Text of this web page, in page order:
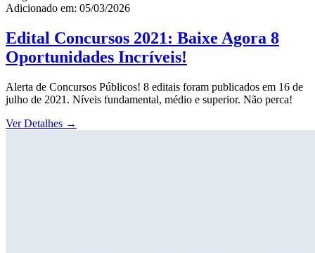
Adicionado em: 05/03/2026
Edital Concursos 2021: Baixe Agora 8
Oportunidades Incríveis!
Alerta de Concursos Públicos! 8 editais foram publicados em 16 de
julho de 2021. Níveis fundamental, médio e superior. Não perca!
Ver Detalhes →